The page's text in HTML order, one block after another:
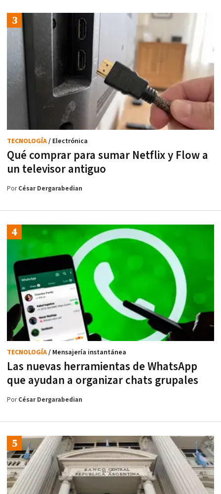
Qué comprar para sumar Netflix y Flow a
un televisor antiguo
TECNOLOGÍA/ Electrónica
PorCésar Dergarabedian
Las nuevas herramientas de WhatsApp
que ayudan a organizar chats grupales
TECNOLOGÍA/ Mensajería instantánea
PorCésar Dergarabedian